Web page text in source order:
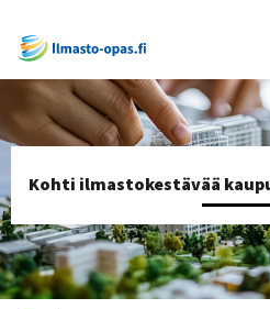
Kohti ilmastokestävää